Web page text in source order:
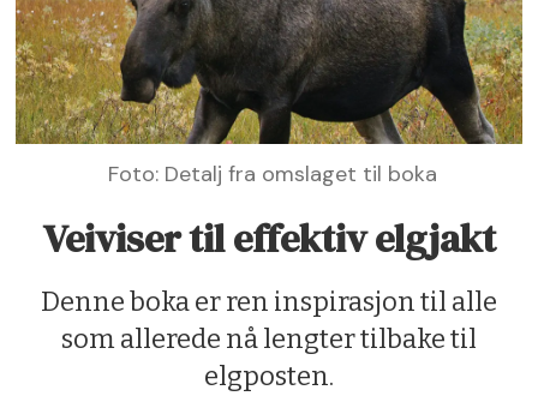
Foto: Detalj fra omslaget til boka
Veiviser til effektiv elgjakt
Denne boka er ren inspirasjon til alle
som allerede nå lengter tilbake til
elgposten.